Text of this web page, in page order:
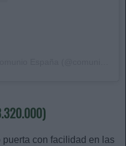
con facilidad en las